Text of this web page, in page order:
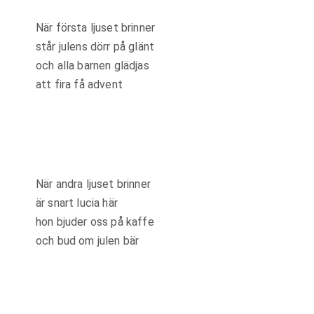
När första ljuset brinner
står julens dörr på glänt
och alla barnen glädjas
att fira få advent
När andra ljuset brinner
är snart lucia här
hon bjuder oss på kaffe
och bud om julen bär